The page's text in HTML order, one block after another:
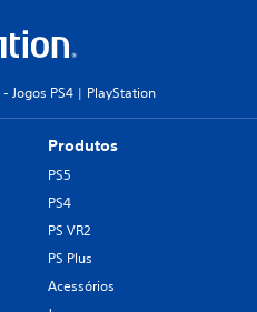
- Jogos PS4 | PlayStation
Produtos
PS5
PS4
PS VR2
PS Plus
Acessórios